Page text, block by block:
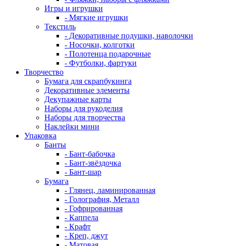
Игры и игрушки
- Мягкие игрушки
Текстиль
- Декоративные подушки, наволочки
- Носочки, колготки
- Полотенца подарочные
- Футболки, фартуки
Творчество
Бумага для скрапбукинга
Декоративные элементы
Декупажные карты
Наборы для рукоделия
Наборы для творчества
Наклейки мини
Упаковка
Банты
- Бант-бабочка
- Бант-звёздочка
- Бант-шар
Бумага
- Глянец, ламинированная
- Голография, Металл
- Гофрированная
- Каппела
- Крафт
- Креп, джут